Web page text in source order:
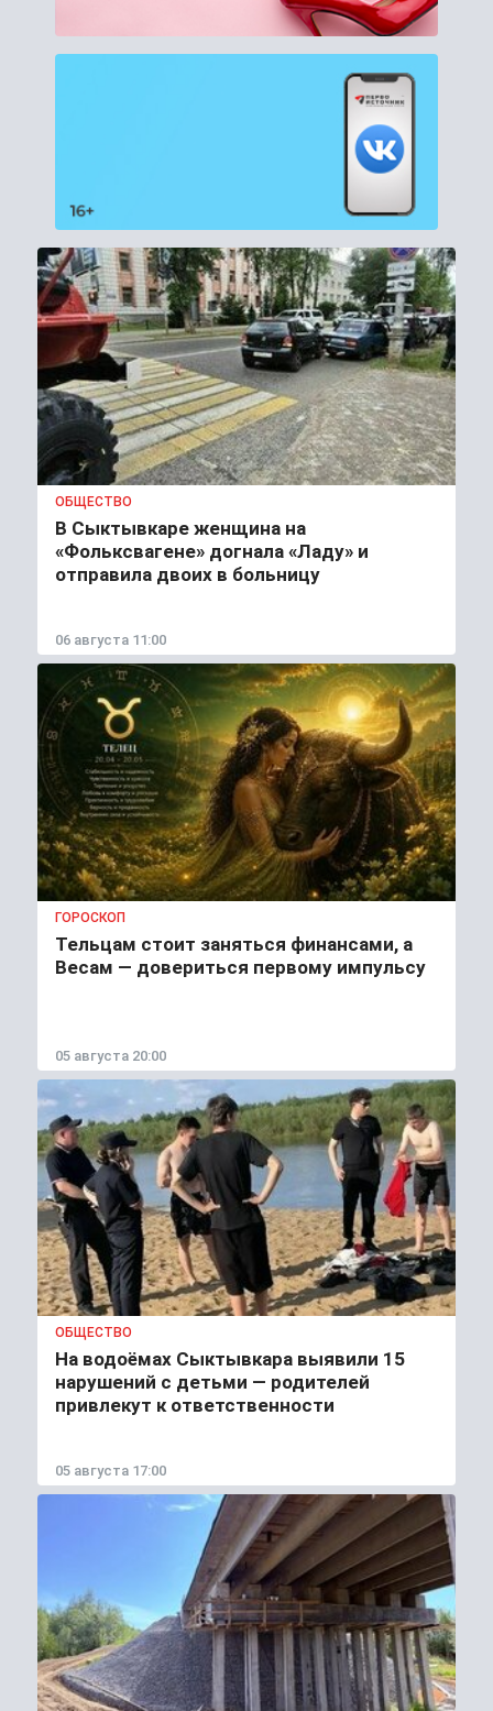
ОБЩЕСТВО
В Сыктывкаре женщина на
«Фольксвагене» догнала «Ладу» и
отправила двоих в больницу
06 августа 11:00
ГОРОСКОП
Тельцам стоит заняться финансами, а
Весам — довериться первому импульсу
05 августа 20:00
ОБЩЕСТВО
На водоёмах Сыктывкара выявили 15
нарушений с детьми — родителей
привлекут к ответственности
05 августа 17:00